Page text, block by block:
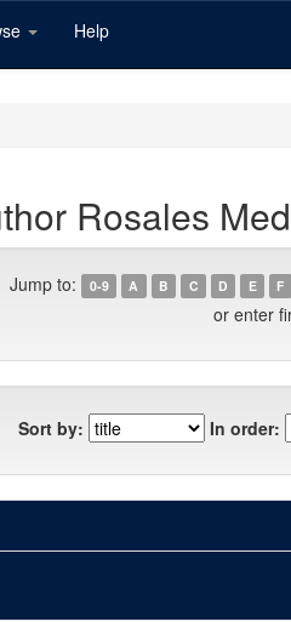
Help
Rosales
Jump to: 0-9 A B C D E F
or enter
Sort by: In order: